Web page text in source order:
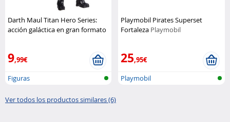
Darth Maul Titan Hero Series:
acción galáctica en gran formato
9,99€
Figuras
Playmobil Pirates Superset
Fortaleza Playmobil
25,95€
Playmobil
Ver todos los productos similares (6)